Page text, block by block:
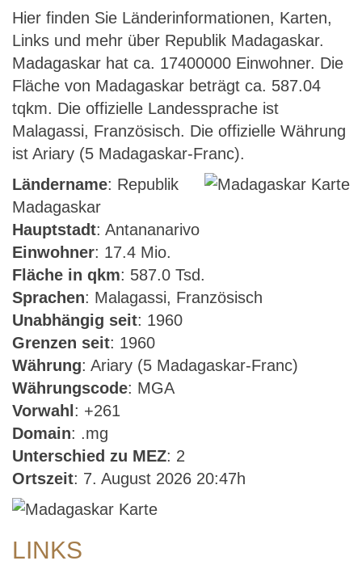
Hier finden Sie Länderinformationen, Karten,
Links und mehr über Republik Madagaskar.
Madagaskar hat ca. 17400000 Einwohner. Die
Fläche von Madagaskar beträgt ca. 587.04
tqkm. Die offizielle Landessprache ist
Malagassi, Französisch. Die offizielle Währung
ist Ariary (5 Madagaskar-Franc).
Ländername: Republik
Madagaskar
Hauptstadt: Antananarivo
Einwohner: 17.4 Mio.
Fläche in qkm: 587.0 Tsd.
Sprachen: Malagassi, Französisch
Unabhängig seit: 1960
Grenzen seit: 1960
Währung: Ariary (5 Madagaskar-Franc)
Währungscode: MGA
Vorwahl : +261
Domain: .mg
Unterschied zu MEZ: 2
Ortszeit: 7. August 2026 20:47h
LINKS